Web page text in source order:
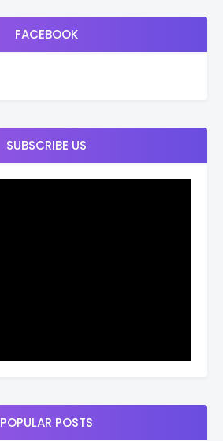
FACEBOOK
SUBSCRIBE US
POPULAR POSTS